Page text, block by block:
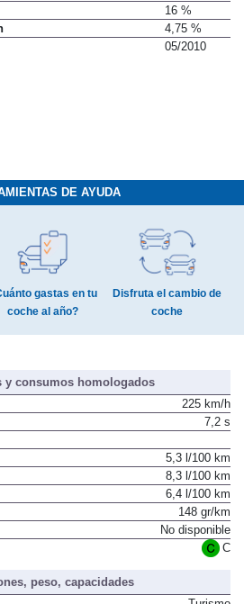
16 %
4,75 %
05/2010
DE AYUDA
gastas en tu
coche al año?
Disfruta el cambio de
coche
y consumos homologados
225 km/h
7,2 s
5,3 l/100 km
8,3 l/100 km
6,4 l/100 km
148 gr/km
No disponible
C
peso, capacidades